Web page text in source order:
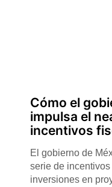
Cómo el
impulsa el
incentivos
El gobierno de
serie de
inversiones en